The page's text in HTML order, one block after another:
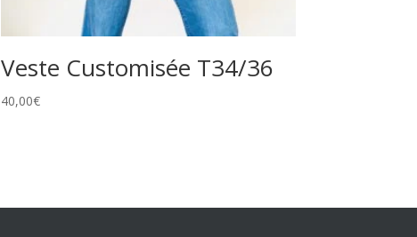
Veste Customisée T34/36
40,00€